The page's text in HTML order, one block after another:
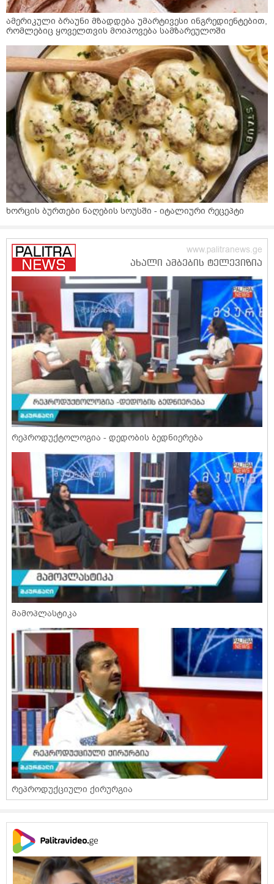
ამერიკული ბრაუნი მზადდება უმარტივესი ინგრედიენტებით,
რომლებიც ყოველთვის მოიპოვება სამზარეულოში
ხორცის ბურთები ნაღების სოუსში - იტალიური რეცეპტი
რეპროდუქტოლოგია - დედობის ბედნიერება
მამოპლასტიკა
რეპროდუქციული ქირურგია